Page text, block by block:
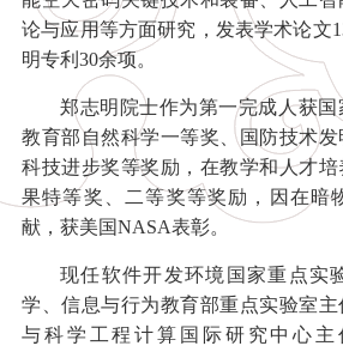
论与应用等方面研究，发表学术论文
明专利30余项。
郑志明院士作为第一完成人获国
教育部自然科学一等奖、国防技术
科技进步奖等奖励，在教学和人才
果特等奖、二等奖等奖励，因在暗
献，获美国NASA表彰。
现任软件开发环境国家重点实
学、信息与行为教育部重点实验室
与科学工程计算国际研究中心主